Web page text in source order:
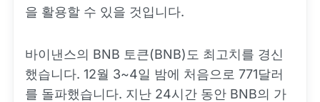
을 활용할 수 있을 것입니다.
바이낸스의 BNB 토큰(BNB)도 최고치를 경신
했습니다. 12월 3~4일 밤에 처음으로 771달러
를 돌파했습니다. 지난 24시간 동안 BNB의 가